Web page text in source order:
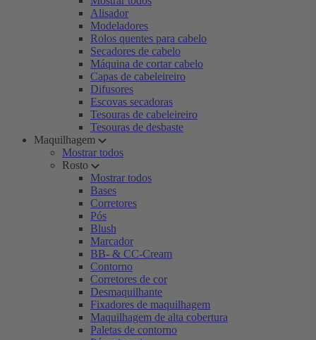
Alisador
Modeladores
Rolos quentes para cabelo
Secadores de cabelo
Máquina de cortar cabelo
Capas de cabeleireiro
Difusores
Escovas secadoras
Tesouras de cabeleireiro
Tesouras de desbaste
Maquilhagem
Mostrar todos
Rosto
Mostrar todos
Bases
Corretores
Pós
Blush
Marcador
BB- & CC-Cream
Contorno
Corretores de cor
Desmaquilhante
Fixadores de maquilhagem
Maquilhagem de alta cobertura
Paletas de contorno